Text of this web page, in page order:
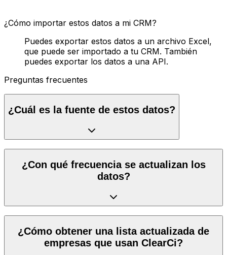
¿Cómo importar estos datos a mi CRM?
Puedes exportar estos datos a un archivo Excel,
que puede ser importado a tu CRM. También
puedes exportar los datos a una API.
Preguntas frecuentes
¿Cuál es la fuente de estos datos?
¿Con qué frecuencia se actualizan los
datos?
¿Cómo obtener una lista actualizada de
empresas que usan ClearCi?